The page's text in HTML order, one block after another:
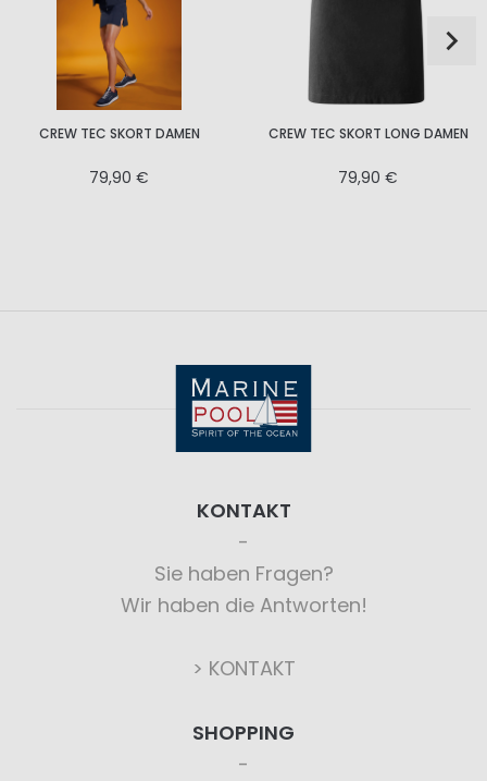
CREW TEC SKORT DAMEN
79,90 €
CREW TEC SKORT LONG DAMEN
79,90 €
KONTAKT
Sie haben Fragen?
Wir haben die Antworten!
> KONTAKT
SHOPPING